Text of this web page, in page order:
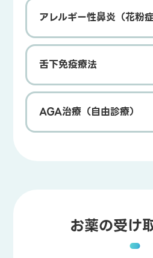
アレルギー性鼻炎（花粉症
舌下免疫療法
AGA治療（自由診療）
お薬の受け